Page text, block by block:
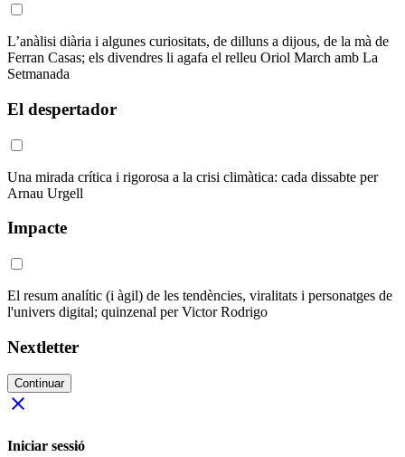
L’anàlisi diària i algunes curiositats, de dilluns a dijous, de la mà de
Ferran Casas; els divendres li agafa el relleu Oriol March amb La
Setmanada
El despertador
Una mirada crítica i rigorosa a la crisi climàtica: cada dissabte per
Arnau Urgell
Impacte
El resum analític (i àgil) de les tendències, viralitats i personatges de
l'univers digital; quinzenal per Victor Rodrigo
Nextletter
Continuar
close
Iniciar sessió